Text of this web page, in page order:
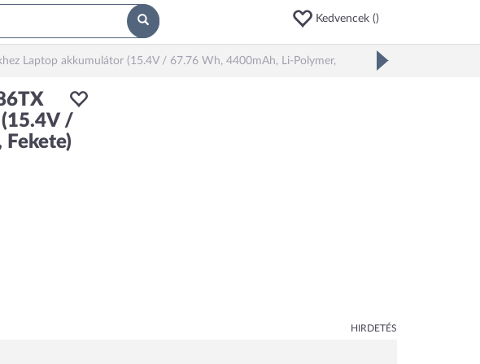
Kedvencek ()
Laptop akkumulátor (15.4V / 67.76 Wh, 4400mAh, Li-Polymer, Fekete) - Utángyártott
/
HIRDETÉS